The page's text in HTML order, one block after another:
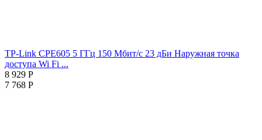
TP-Link CPE605 5 ГГц 150 Мбит/с 23 дБи Наружная точка
доступа Wi Fi ...
8 929 Р
7 768 Р